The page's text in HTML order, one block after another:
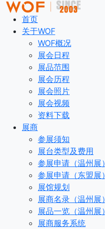
首页
关于WOF
WOF概况
展会日程
展品范围
展会历程
展会照片
展会视频
资料下载
展商
参展须知
展台类型及费用
参展申请（温州展）
参展申请（东盟展）
展馆规划
展商名录（温州展）
展品一览（温州展）
展商服务系统